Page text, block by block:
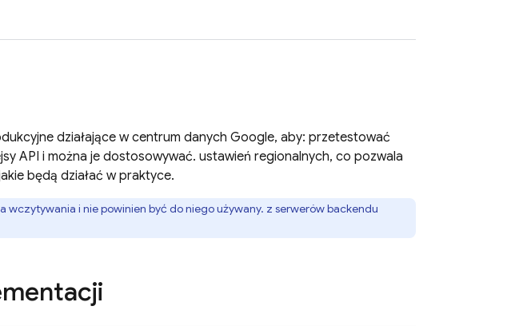
działające w centrum danych Google, aby: przetestować
API i można je dostosowywać. ustawień regionalnych, co pozwala
będą działać w praktyce.
i nie powinien być do niego używany. z serwerów backendu